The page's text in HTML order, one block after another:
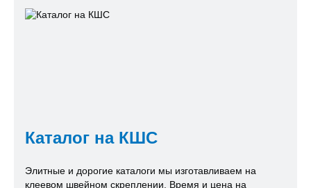
Каталог на КШС
Элитные и дорогие каталоги мы изготавливаем на
клеевом швейном скреплении. Время и цена на